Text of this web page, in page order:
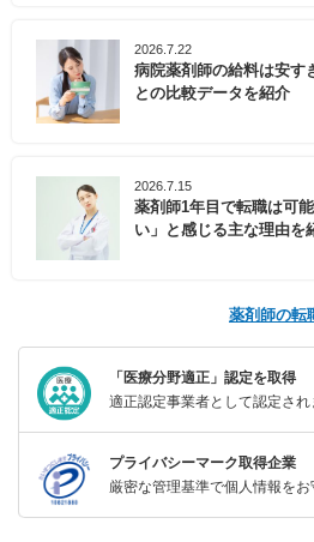
2026.7.22
病院薬剤師の給料は安す
との比較データを紹介
2026.7.15
薬剤師1年目で転職は可
い」と感じる主な理由を
薬剤師の転
「医療分野適正」認定を取得
適正認定事業者として認定され
プライバシーマーク取得企業
厳密な管理基準で個人情報をお